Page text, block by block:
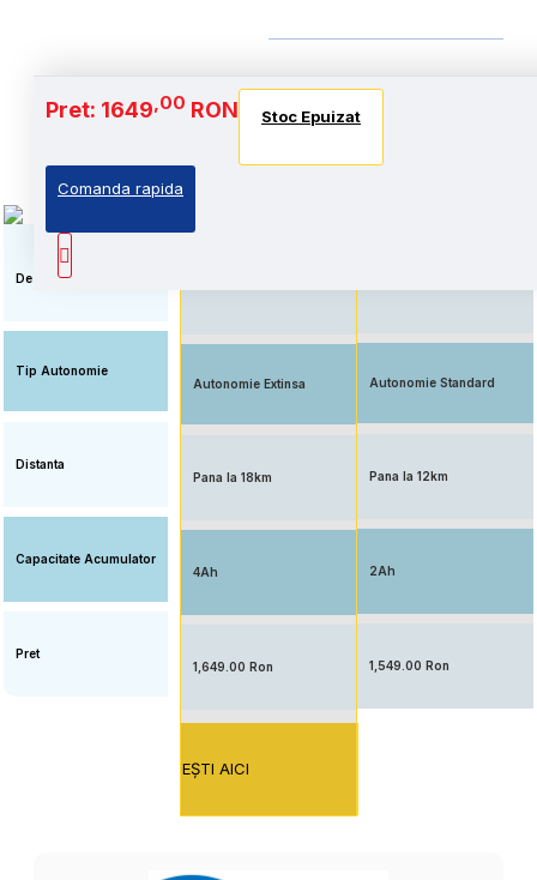
Pret: 1649,00 RON Stoc Epuizat
Comanda rapida
Baterie si Autonomie
Descriere
Tip Autonomie
Distanta
Capacitate Acumulator
Pret
Stoc Epuizat
Autonomie extinsa, prin
Autonomie Extinsa
Pana la 18km
4Ah
1,649.00 Ron
EŞTI AICI
Stoc Epuizat
Autonomie Standard
Pana la 12km
2Ah
1,549.00 Ron